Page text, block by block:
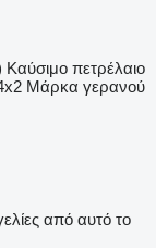
Καύσιμο πετρέλαιο
Μάρκα γερανού
από αυτό το